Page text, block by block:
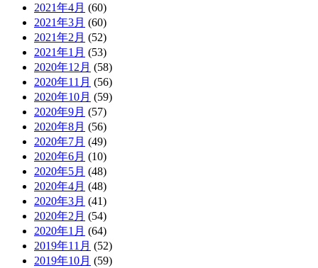
2021年4月 (60)
2021年3月 (60)
2021年2月 (52)
2021年1月 (53)
2020年12月 (58)
2020年11月 (56)
2020年10月 (59)
2020年9月 (57)
2020年8月 (56)
2020年7月 (49)
2020年6月 (10)
2020年5月 (48)
2020年4月 (48)
2020年3月 (41)
2020年2月 (54)
2020年1月 (64)
2019年11月 (52)
2019年10月 (59)